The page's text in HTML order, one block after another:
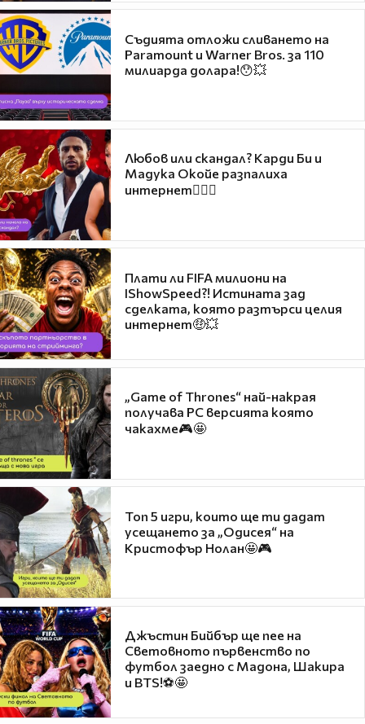
Съдията отложи сливането на
Paramount и Warner Bros. за 110
милиарда долара!😯💥
Любов или скандал? Карди Би и
Мадука Окойе разпалиха
интернет❤️‍🔥🔥
Плати ли FIFA милиони на
IShowSpeed?! Истината зад
сделката, която разтърси целия
интернет🤑💥
„Game of Thrones“ най-накрая
получава PC версията която
чакахме🎮🤩
Топ 5 игри, които ще ти дадат
усещането за „Одисея“ на
Кристофър Нолан🤩🎮
Джъстин Бийбър ще пее на
Световното първенство по
футбол заедно с Мадона, Шакира
и BTS!⚽🤩